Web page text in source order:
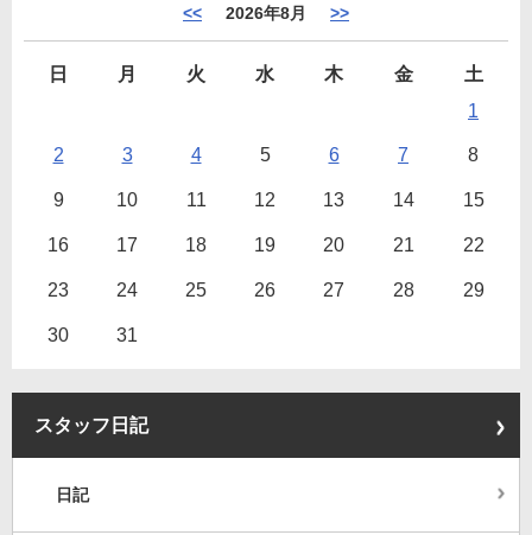
<< 2026年8月 >>
日 月 火 水 木 金
土
1
2 3 4 5 6 7 8
9 10 11 12 13 14 15
16 17 18 19 20 21 22
23 24 25 26 27 28 29
30 31
スタッフ日記
日記